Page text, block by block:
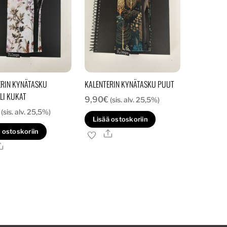
KYNÄTASKU
KUKAT
(sis. alv. 25,5%)
ostoskoriin
Ale
KALENTERIN KYNÄTASKU PUUT
9,90€ (sis. alv. 25,5%)
Lisää ostoskoriin
Ale